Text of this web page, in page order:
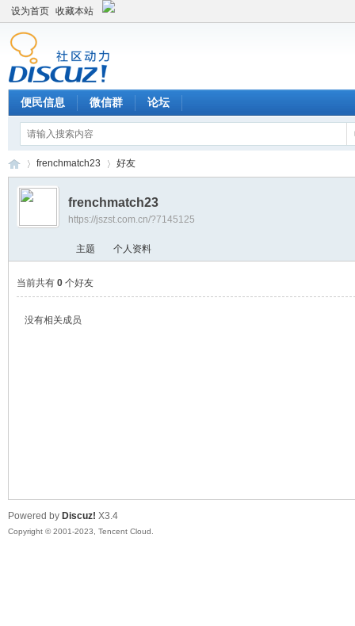
设为首页 收藏本站
便民信息 微信群 论坛
›
frenchmatch23 好友
frenchmatch23
https://jszst.com.cn/?7145125
主题 个人资料
当前共有 0个好友
没有相关成员
Powered by Discuz! X3.4
Copyright © 2001-2023, Tencent Cloud.